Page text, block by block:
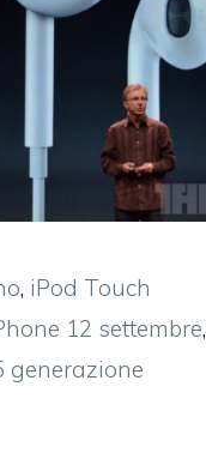
, iPod Touch
12 settembre,
generazione